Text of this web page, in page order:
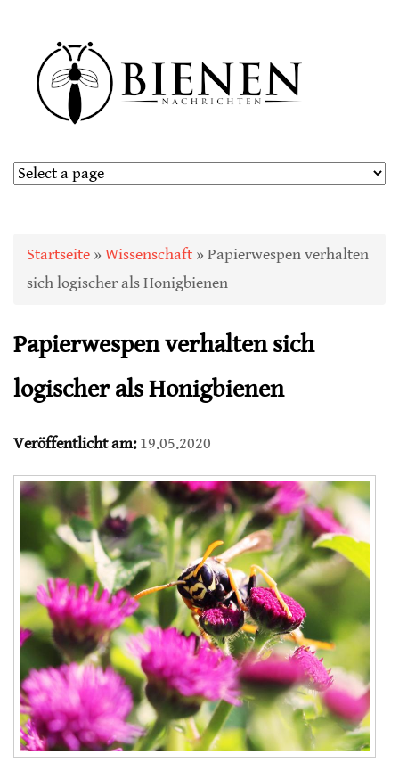
Sie sind hier
Startseite » Wissenschaft » Papierwespen verhalten
sich logischer als Honigbienen
Papierwespen verhalten sich
logischer als Honigbienen
Veröffentlicht am:19.05.2020